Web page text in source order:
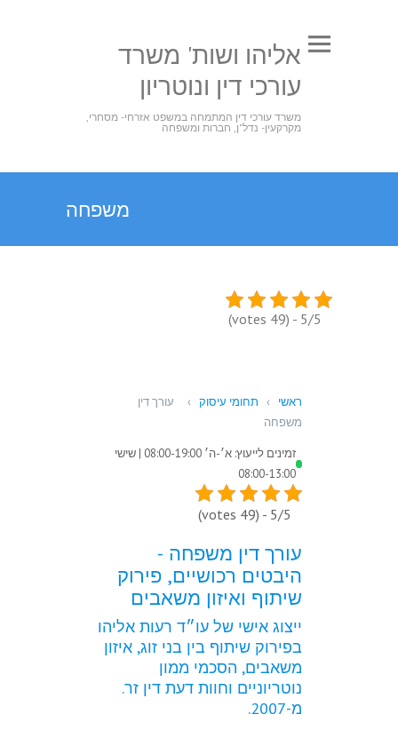
אליהו ושות' משרד
עורכי דין ונוטריון
משרד עורכי דין המתמחה במשפט אזרחי- מסחרי,
מקרקעין- נדל"ן, חברות ומשפחה
משפחה
5/5 - (49 votes)
ראשי › תחומי עיסוק ›
עורך דין
משפחה
זמינים לייעוץ: א׳-ה׳ 08:00-19:00 | שישי
08:00-13:00
5/5 - (49 votes)
עורך דין משפחה -
היבטים רכושיים, פירוק
שיתוף ואיזון משאבים
ייצוג אישי של עו״ד רעות אליהו
בפירוק שיתוף בין בני זוג, איזון
משאבים, הסכמי ממון
נוטריוניים וחוות דעת דין זר.
מ-2007.